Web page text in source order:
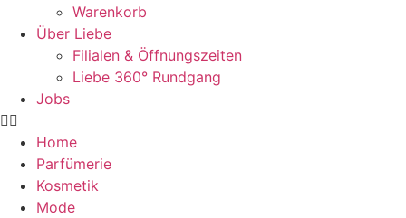
Warenkorb
Über Liebe
Filialen & Öffnungszeiten
Liebe 360° Rundgang
Jobs
Home
Parfümerie
Kosmetik
Mode